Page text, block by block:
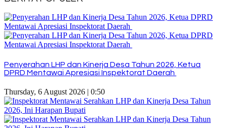
Penyerahan LHP dan Kinerja Desa Tahun 2026, Ketua
DPRD Mentawai Apresiasi Inspektorat Daerah
Thursday, 6 August 2026 | 0:50